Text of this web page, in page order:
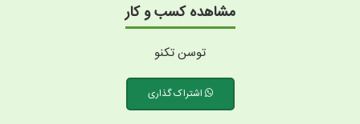
مشاهده کسب و کار
توسن تکنو
اشتراک گذاری